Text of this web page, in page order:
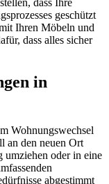
dass Ihre
geschützt
Ihren Möbeln und
dass alles sicher
in
Wohnungswechsel
an den neuen Ort
umziehen oder in eine
abgestimmt